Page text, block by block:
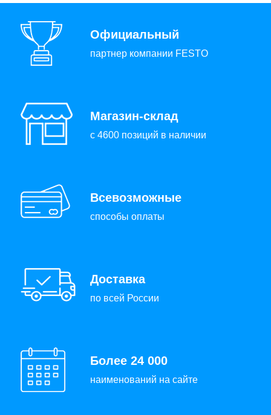
Официальный
партнер компании FESTO
Магазин-склад
с 4600 позиций в наличии
Всевозможные
способы оплаты
Доставка
по всей России
Более 24 000
наименований на сайте